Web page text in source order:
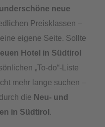
neue
Preisklassen –
eigene Seite. Sollte
Hotel in Südtirol
„To-do“-Liste
mehr lange suchen –
die Neu- und
in Südtirol .